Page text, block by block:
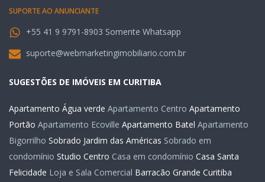
SUPORTE AO ANUNCIANTE
+55 41 9 9791-8903 Somente Whatsapp
suporte@webmarketingimobiliario.com.br
SUGESTÕES DE IMÓVEIS EM CURITIBA
Apartamento Água verde Apartamento Centro Apartamento
Portão Apartamento Ecoville Apartamento Batel Apartamento
Bigorrilho Sobrado Jardim das Américas Sobrado em
condomínio Studio Centro Casa em condomínio Casa Santa
Felicidade Loja e Sala Comercial Barracão Grande Curitiba